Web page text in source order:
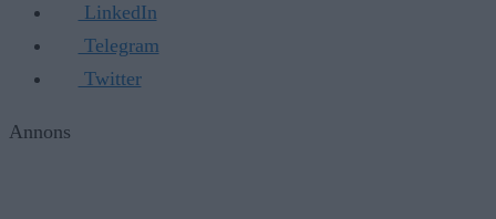
LinkedIn
Telegram
Twitter
Annons